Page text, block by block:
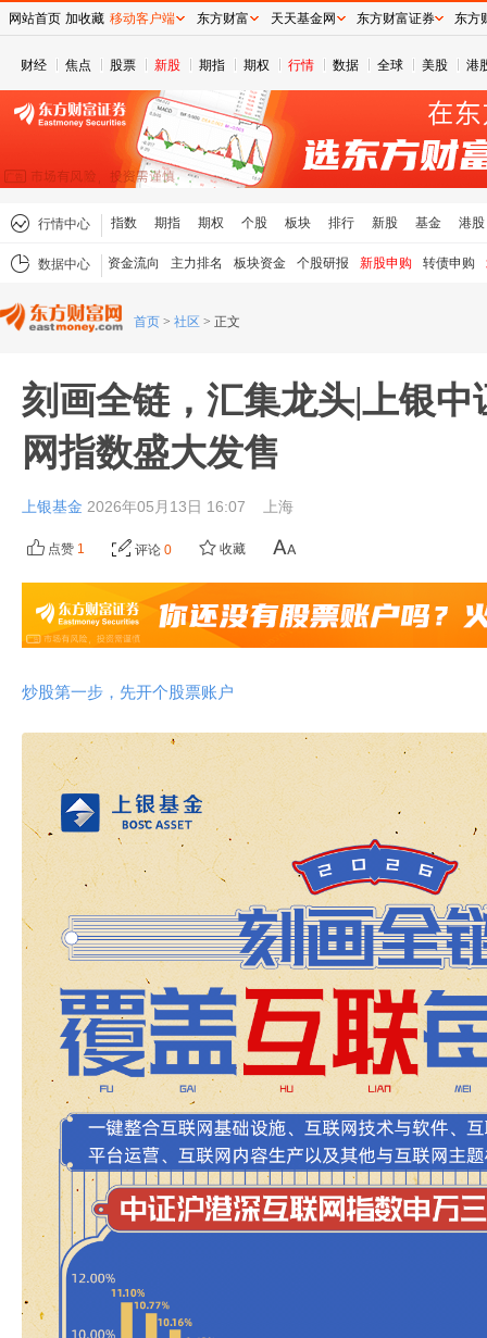
财经 焦点 股票 新股 期指 期权 行情 数据 全球 美股 港
行情中心 指数 期指 期权 个股 板块 排行 新股 基金 港股
数据中心 资金流向 主力排名 板块资金 个股研报 新股申购 转债申购
首页 > 社区 > 正文
刻画全链，汇集龙头|上银中
网指数盛大发售
上银基金 2026年05月13日 16:07 上海
点赞 1 评论 0 收藏
炒股第一步，先开个股票账户
网站首页 加收藏 移动客户端 东方财富 天天基金网 东方财富证券 东方